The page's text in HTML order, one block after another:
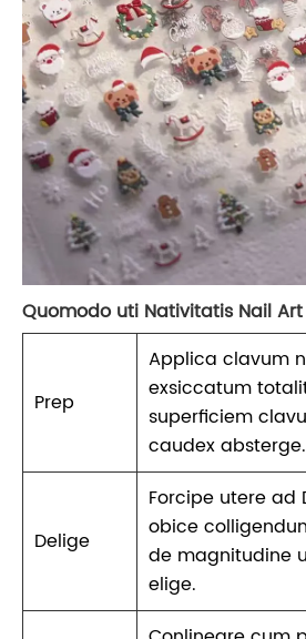
Quomodo uti Nativitatis Nail
Prep
Applica clavum
exsiccatum
superficiem
caudex absterge.
Delige
Forcipe utere ad
obice
de magnitudine
elige.